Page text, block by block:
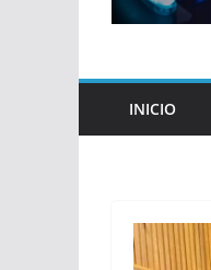
INICIO